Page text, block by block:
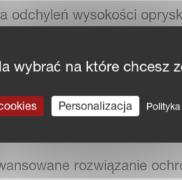
odchyleń wysokości
T3 Essential oparte są na
nowoczesny
l z belkami do 30 m
rozwiązanie
wybrać na które chcesz
Personalizacja